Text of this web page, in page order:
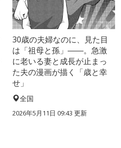
30歳の夫婦なのに、見た目
は「祖母と孫」――。急激
に老いる妻と成長が止まっ
た夫の漫画が描く「歳と幸
せ」
全国
2026年5月11日 09:43 更新